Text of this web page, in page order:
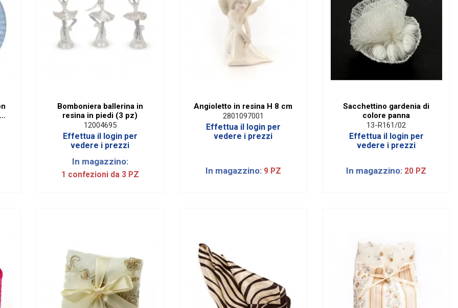
Bomboniera ballerina in
resina in piedi (3 pz)
12004695
Effettua il login per
vedere i prezzi
In magazzino:
1 confezioni da 3 PZ
Angioletto in resina H 8 cm
2801097001
Effettua il login per
vedere i prezzi
In magazzino: 9 PZ
Sacchettino gardenia di
colore panna
13-R161/02
Effettua il login per
vedere i prezzi
In magazzino: 20 PZ